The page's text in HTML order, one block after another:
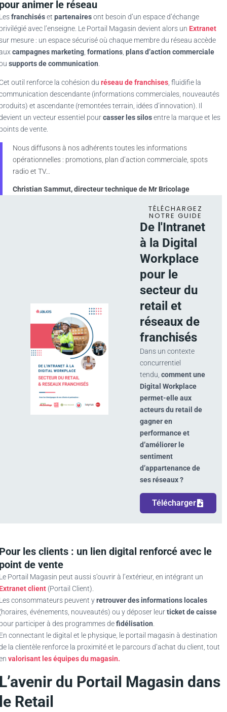
animer le réseau
franchiséset partenairesont besoin d’un espace d’échange
avec l’enseigne. Le Portail Magasin devient alors un Extranet
mesure : un espace sécurisé où chaque membre du réseau accède
campagnes marketing formations plans d’action commerciale
supports de communication
outil renforce la cohésion du réseau de franchises , fluidifie la
descendante (informations commerciales, nouveautés
et ascendante (remontées terrain, idées d’innovation). Il
un vecteur essentiel pourcasser les silosentre la marque et les
de vente.
Nous diffusons à nos adhérents toutes les informations
opérationnelles : promotions, plan d’action commerciale, spots
radio et TV…
Christian Sammut, directeur technique de Mr Bricolage
TÉLÉCHARGEZ
NOTRE GUIDE
De l'Intranet
à la Digital
Workplace
pour le
secteur du
retail et
réseaux de
franchisés
Dans un contexte
concurrentiel
tendu, comment une
Digital Workplace
permet-elle aux
acteurs du retail de
gagner en
performance et
d’améliorer le
sentiment
d’appartenance de
ses réseaux ?
Télécharger
les clients : un lien digital renforcé avec le
de vente
Portail Magasin peut aussi s’ouvrir à l’extérieur, en intégrant un
client (Portail Client).
consommateurs peuvent yretrouver des informations locales
événements, nouveautés) ou y déposer leurticket de caisse
participer à des programmes defidélisation
connectant le digital et le physique, le portail magasin à destination
la clientèle renforce la proximité et le parcours d’achat du client, tout
valorisant les équipes du magasin.
du Portail Magasin dans
Retail